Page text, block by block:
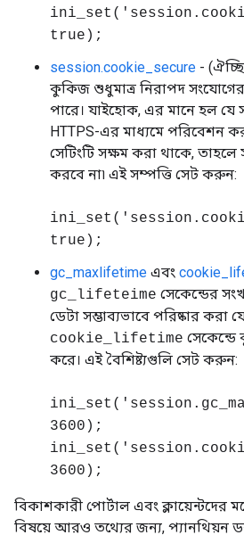
true);
session.cookie_secure -
কুকিজ শুধুমাত্র নিরাপদ
পারে। যাইহোক, এর মানে হল যে
HTTPS-এর মাধ্যমে পরিবেশন
সেটিংটি সক্ষম করা থাকে,
করবে না৷ এই সম্পত্তি সেট করুন:
true);
gc_maxlifetime এবং
gc_lifeteime সেকেন্ডের
ডেটা সম্ভাব্যভাবে পরিষ্কার করা
cookie_lifetime সেকেন্ডে
করে। এই বৈশিষ্ট্যগুলি সেট করুন:
3600);
3600);
বিকাশকারী পোর্টাল এবং
বিষয়ে আরও তথ্যের জন্য, প্যানথিয়ন